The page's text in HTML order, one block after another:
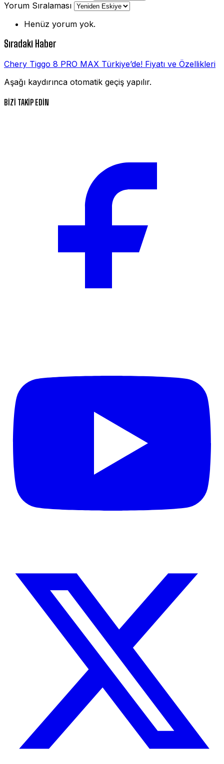
Yorum Sıralaması
Henüz yorum yok.
Sıradaki Haber
Chery Tiggo 8 PRO MAX Türkiye’de! Fiyatı ve Özellikleri
Aşağı kaydırınca otomatik geçiş yapılır.
BİZİ TAKİP EDİN